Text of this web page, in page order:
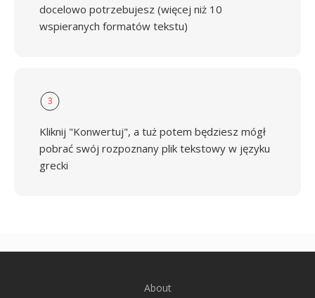
docelowo potrzebujesz (więcej niż 10
wspieranych formatów tekstu)
3
Kliknij "Konwertuj", a tuż potem będziesz mógł
pobrać swój rozpoznany plik tekstowy w języku
grecki
About